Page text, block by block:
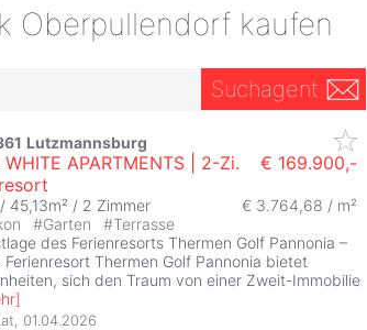
Oberpullendorf kaufen
Suchagent
Lutzmannsburg
APARTMENTS | 2-Zi.
€ 169.900,-
/ 45,13m² / 2 Zimmer
€ 3.764,68 / m²
#Garten #Terrasse
des Ferienresorts Thermen Golf Pannonia –
Ferienresort Thermen Golf Pannonia bietet
sich den Traum von einer Zweit-Immobilie
]
01.04.2026